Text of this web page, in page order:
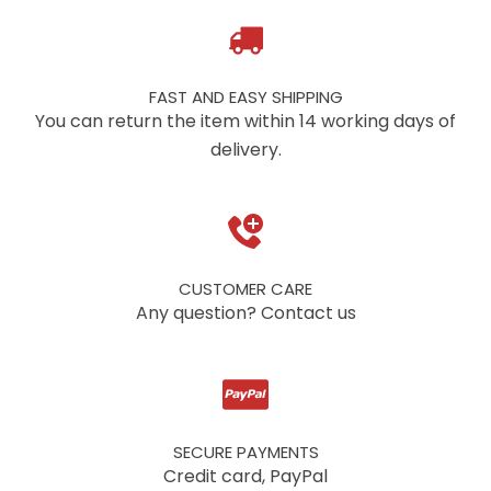
FAST AND EASY SHIPPING
You can return the item within 14 working days of
delivery.
CUSTOMER CARE
Any question? Contact us
SECURE PAYMENTS
Credit card, PayPal